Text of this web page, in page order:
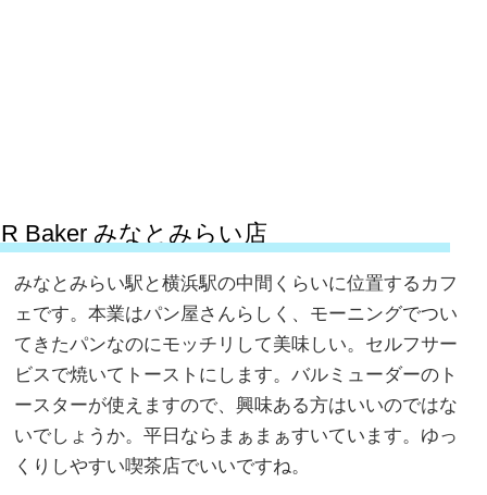
R Baker みなとみらい店
みなとみらい駅と横浜駅の中間くらいに位置するカフ
ェです。本業はパン屋さんらしく、モーニングでつい
てきたパンなのにモッチリして美味しい。セルフサー
ビスで焼いてトーストにします。バルミューダーのト
ースターが使えますので、興味ある方はいいのではな
いでしょうか。平日ならまぁまぁすいています。ゆっ
くりしやすい喫茶店でいいですね。